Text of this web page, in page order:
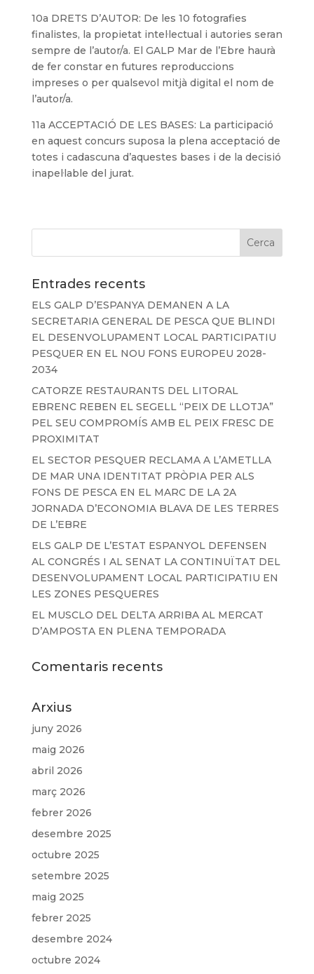
10a DRETS D’AUTOR: De les 10 fotografies
finalistes, la propietat intel·lectual i autories seran
sempre de l’autor/a. El GALP Mar de l’Ebre haurà
de fer constar en futures reproduccions
impreses o per qualsevol mitjà digital el nom de
l’autor/a.
11a ACCEPTACIÓ DE LES BASES: La participació
en aquest concurs suposa la plena acceptació de
totes i cadascuna d’aquestes bases i de la decisió
inapel·lable del jurat.
Entrades recents
ELS GALP D’ESPANYA DEMANEN A LA
SECRETARIA GENERAL DE PESCA QUE BLINDI
EL DESENVOLUPAMENT LOCAL PARTICIPATIU
PESQUER EN EL NOU FONS EUROPEU 2028-
2034
CATORZE RESTAURANTS DEL LITORAL
EBRENC REBEN EL SEGELL “PEIX DE LLOTJA”
PEL SEU COMPROMÍS AMB EL PEIX FRESC DE
PROXIMITAT
EL SECTOR PESQUER RECLAMA A L’AMETLLA
DE MAR UNA IDENTITAT PRÒPIA PER ALS
FONS DE PESCA EN EL MARC DE LA 2A
JORNADA D’ECONOMIA BLAVA DE LES TERRES
DE L’EBRE
ELS GALP DE L’ESTAT ESPANYOL DEFENSEN
AL CONGRÉS I AL SENAT LA CONTINUÏTAT DEL
DESENVOLUPAMENT LOCAL PARTICIPATIU EN
LES ZONES PESQUERES
EL MUSCLO DEL DELTA ARRIBA AL MERCAT
D’AMPOSTA EN PLENA TEMPORADA
Comentaris recents
Arxius
juny 2026
maig 2026
abril 2026
març 2026
febrer 2026
desembre 2025
octubre 2025
setembre 2025
maig 2025
febrer 2025
desembre 2024
octubre 2024